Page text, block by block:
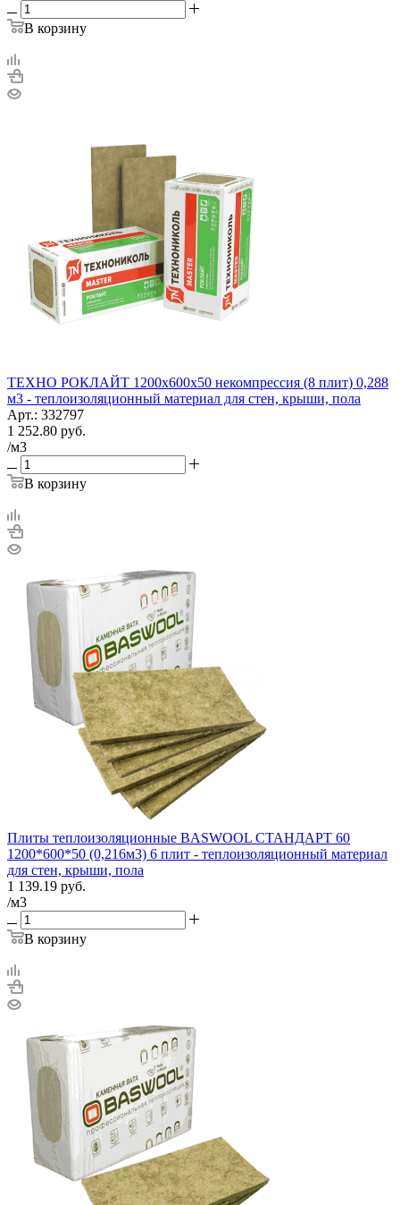
В корзину
ТЕХНО РОКЛАЙТ 1200х600х50 некомпрессия (8 плит) 0,288
м3 - теплоизоляционный материал для стен, крыши, пола
Арт.: 332797
1 252.80 руб.
/м3
В корзину
Плиты теплоизоляционные BASWOOL СТАНДАРТ 60
1200*600*50 (0,216м3) 6 плит - теплоизоляционный материал
для стен, крыши, пола
1 139.19 руб.
/м3
В корзину